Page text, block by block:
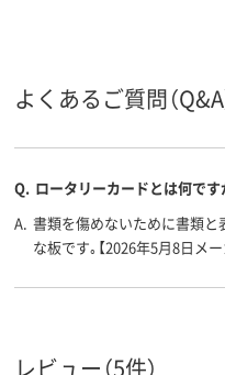
サイズ A4
アスクル
商品環境
スコア
よくあるご質問（Q&A
Q. ロータリーカードとは何です
A. 書類を傷めないために書類
な板です｡【2026年5月8日メー
レビュー（5件）